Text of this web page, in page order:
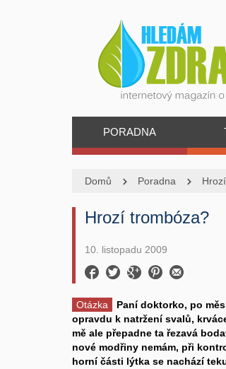
PORADNA
Domů Poradna
Hrozí trombóza?
10. listopadu 2009
Otázka
Paní doktorko, po
opravdu k natržení svalů,
mě ale přepadne ta řezavá
nové modřiny nemám, při
horní části lýtka se nachází